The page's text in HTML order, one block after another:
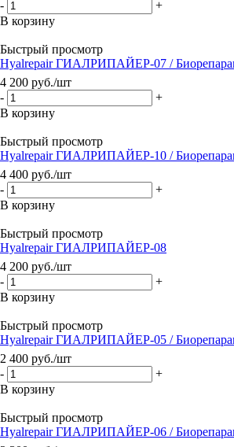
-
+
В корзину
Быстрый просмотр
Hyalrepair ГИАЛРИПАЙЕР-07 /
4 200 руб./шт
-
+
В корзину
Быстрый просмотр
Hyalrepair ГИАЛРИПАЙЕР-10 /
4 400 руб./шт
-
+
В корзину
Быстрый просмотр
Hyalrepair ГИАЛРИПАЙЕР-08
4 200 руб./шт
-
+
В корзину
Быстрый просмотр
Hyalrepair ГИАЛРИПАЙЕР-05 /
2 400 руб./шт
-
+
В корзину
Быстрый просмотр
Hyalrepair ГИАЛРИПАЙЕР-06 /